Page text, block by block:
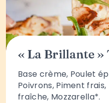
« La Brillante »
Base crème, Poulet
Poivrons, Piment
fraîche, Mozzarella*.